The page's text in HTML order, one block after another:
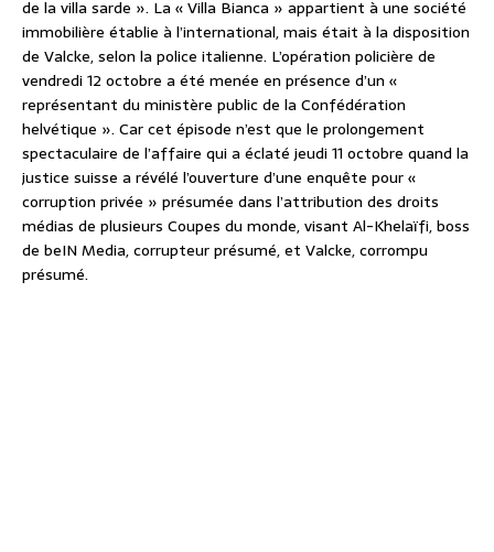
de la villa sarde ». La « Villa Bianca » appartient à une société
immobilière établie à l’international, mais était à la disposition
de Valcke, selon la police italienne. L’opération policière de
vendredi 12 octobre a été menée en présence d’un «
représentant du ministère public de la Confédération
helvétique ». Car cet épisode n’est que le prolongement
spectaculaire de l’affaire qui a éclaté jeudi 11 octobre quand la
justice suisse a révélé l’ouverture d’une enquête pour «
corruption privée » présumée dans l’attribution des droits
médias de plusieurs Coupes du monde, visant Al-Khelaïfi, boss
de beIN Media, corrupteur présumé, et Valcke, corrompu
présumé.